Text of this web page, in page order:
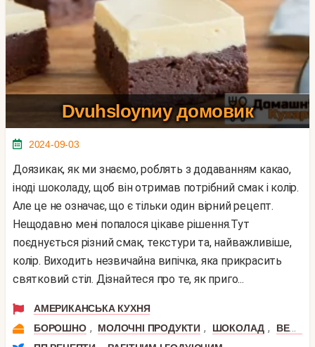
Dvuhsloynиy домовик
2024-09-03
Доязикак, як ми знаємо, роблять з додаванням какао,
іноді шоколаду, щоб він отримав потрібний смак і колір.
Але це не означає, що є тільки один вірний рецепт.
Нещодавно мені попалося цікаве рішення.Тут
поєднується різний смак, текстури та, найважливіше,
колір. Виходить незвичайна випічка, яка прикрасить
святковий стіл. Дізнайтеся про те, як приго...
АМЕРИКАНСЬКА КУХНЯ
БОРОШНО , МОЛОЧНІ ПРОДУКТИ , ШОКОЛАД ,
ВЕРШКОВЕ МАСЛО